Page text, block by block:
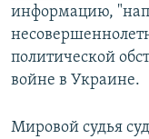
информацию,
политической
войне в Украине.
Мировой судья